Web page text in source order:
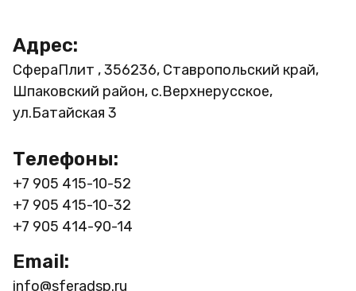
Адрес:
СфераПлит , 356236, Ставропольский край,
Шпаковский район, с.Верхнерусское,
ул.Батайская 3
Телефоны:
+7 905 415-10-52
+7 905 415-10-32
+7 905 414-90-14
Email:
info@sferadsp.ru